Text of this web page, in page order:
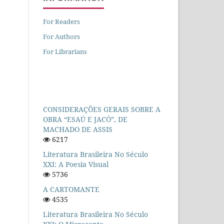
For Readers
For Authors
For Librarians
CONSIDERAÇÕES GERAIS SOBRE A
OBRA “ESAÚ E JACÓ”, DE
MACHADO DE ASSIS
6217
Literatura Brasileira No Século
XXI: A Poesia Visual
5736
A CARTOMANTE
4535
Literatura Brasileira No Século